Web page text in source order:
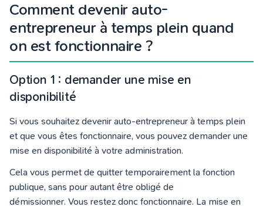
Comment devenir auto-
entrepreneur à temps plein quand
on est fonctionnaire ?
Option 1 : demander une mise en
disponibilité
Si vous souhaitez devenir auto-entrepreneur à temps plein
et que vous êtes fonctionnaire, vous pouvez demander une
mise en disponibilité à votre administration.
Cela vous permet de quitter temporairement la fonction
publique, sans pour autant être obligé de
démissionner. Vous restez donc fonctionnaire. La mise en